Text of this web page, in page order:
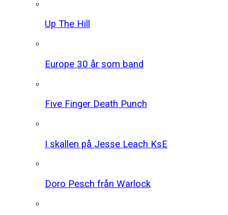
Up The Hill
Europe 30 år som band
Five Finger Death Punch
I skallen på Jesse Leach KsE
Doro Pesch från Warlock